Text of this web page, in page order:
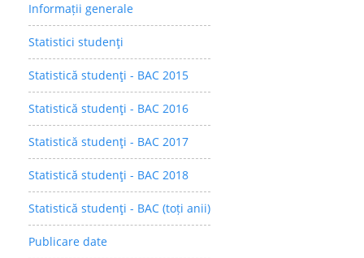
Informații generale
Statistici studenţi
Statistică studenţi - BAC 2015
Statistică studenţi - BAC 2016
Statistică studenţi - BAC 2017
Statistică studenţi - BAC 2018
Statistică studenţi - BAC (toți anii)
Publicare date